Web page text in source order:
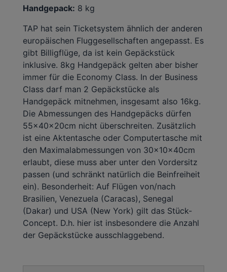
Handgepack: 8 kg
TAP hat sein Ticketsystem ähnlich der anderen
europäischen Fluggesellschaften angepasst. Es
gibt Billigflüge, da ist kein Gepäckstück
inklusive. 8kg Handgepäck gelten aber bisher
immer für die Economy Class. In der Business
Class darf man 2 Gepäckstücke als
Handgepäck mitnehmen, insgesamt also 16kg.
Die Abmessungen des Handgepäcks dürfen
55x40x20cm nicht überschreiten. Zusätzlich
ist eine Aktentasche oder Computertasche mit
den Maximalabmessungen von 30x10x40cm
erlaubt, diese muss aber unter den Vordersitz
passen (und schränkt natürlich die Beinfreiheit
ein). Besonderheit: Auf Flügen von/nach
Brasilien, Venezuela (Caracas), Senegal
(Dakar) und USA (New York) gilt das Stück-
Concept. D.h. hier ist insbesondere die Anzahl
der Gepäckstücke ausschlaggebend.